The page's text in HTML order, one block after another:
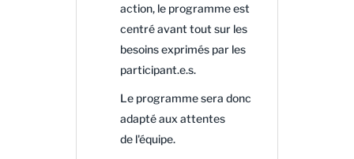
action, le programme est
centré avant tout sur les
besoins exprimés par les
participant.e.s.
​​​​​​Le programme sera donc
adapté aux attentes
de l'équipe.